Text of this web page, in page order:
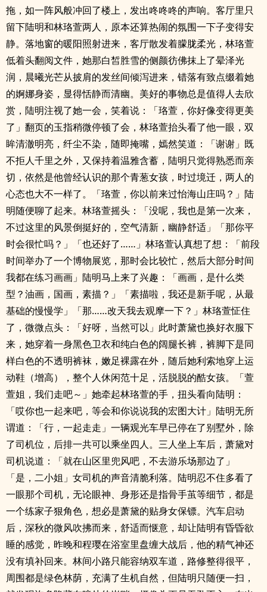
拖，如一阵风般冲回了楼上，发出咚咚咚的声响。客厅里只
留下陆明和林珞萱两人，原本还算热闹的氛围一下子变得安
静。落地窗的暖阳照射进来，客厅散发着朦胧柔光，林珞萱
低着头翻阅文件，她那白皙胜雪的侧颜彷佛抹上了晕泽光
润，晨曦光芒从披肩的发丝间倾泻进来，错落有致点缀着她
的婀娜身姿，显得恬静而清幽。美好的事物总是值得人去欣
赏，陆明注视了她一会，笑着说：「珞萱，你好像变得更美
了」翻页的玉指稍微停顿了会，林珞萱抬头看了他一眼，双
眸清澈明亮，纤尘不染，随即掩嘴，嫣然笑道：「谢谢」既
不拒人千里之外，又保持着温雅含蓄，陆明只觉得熟悉而亲
切，依然是他曾经认识的那个青葱女孩，时过境迁，两人的
心态也大不一样了。「珞萱，你以前来过怡海山庄吗？」陆
明随便聊了起来。林珞萱摇头：「没呢，我也是第一次来，
不过这里的风景倒挺好的，空气清新，幽静舒适」「那你平
时会很忙吗？」「也还好了……」林珞萱认真想了想：「前段
时间举办了一个博物展览，那时会比较忙，然后大部分时间
我都在练习画画」陆明马上来了兴趣：「画画，是什么类
型？油画，国画，素描？」「素描啦，我还是新手呢，从最
基础的慢慢学」「那……改天我去观摩一下？」林珞萱怔住
了，微微点头：「好呀，当然可以」此时萧黛也换好衣服下
来，她穿着一身黑色卫衣和纯白色的阔腿长裤，裤脚下是同
样白色的不透明裤袜，嫩足裸露在外，随后她利索地穿上运
动鞋（增高），整个人休闲范十足，活脱脱的酷女孩。「萱
萱姐，我们走吧～」她牵起林珞萱的手，扭头看向陆明：
「哎你也一起来吧，等会和你说说我的宏图大计」陆明无所
谓道：「行，一起走走」一辆观光车早已停在了别墅外，除
了司机位，后排一共可以乘坐四人。三人坐上车后，萧黛对
司机说道：「就在山区里兜风吧，不去游乐场那边了」
「是，二小姐」女司机的声音清脆利落。陆明忍不住多看了
一眼那个司机，无论眼神、身形还是指骨手茧等细节，都是
一个练家子狠角色，想必是萧黛的贴身女保镖。汽车启动
后，深秋的微风吹拂而来，舒适而惬意，却让陆明有昏昏欲
睡的感觉，昨晚和程璎在浴室里盘缠大战后，他的精气神还
没有填补回来。林间小路只能容纳双车道，路修整得很平，
周围都是绿色林荫，充满了生机自然，但陆明只随便一扫，